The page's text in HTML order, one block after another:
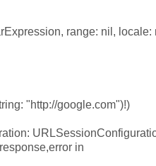
range: nil, locale:
"http://google.com")!)
in